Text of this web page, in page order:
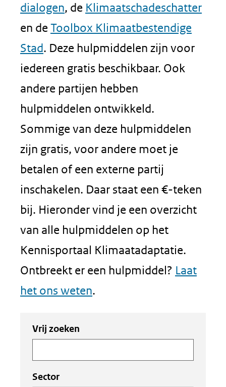
dialogen, de Klimaatschadeschatter
en de Toolbox Klimaatbestendige
Stad. Deze hulpmiddelen zijn voor
iedereen gratis beschikbaar. Ook
andere partijen hebben
hulpmiddelen ontwikkeld.
Sommige van deze hulpmiddelen
zijn gratis, voor andere moet je
betalen of een externe partij
inschakelen. Daar staat een €-teken
bij. Hieronder vind je een overzicht
van alle hulpmiddelen op het
Kennisportaal Klimaatadaptatie.
Ontbreekt er een hulpmiddel? Laat
het ons weten.
Zoeken
in
de
index
Zoeken
de
index
Vrij zoeken
Sector